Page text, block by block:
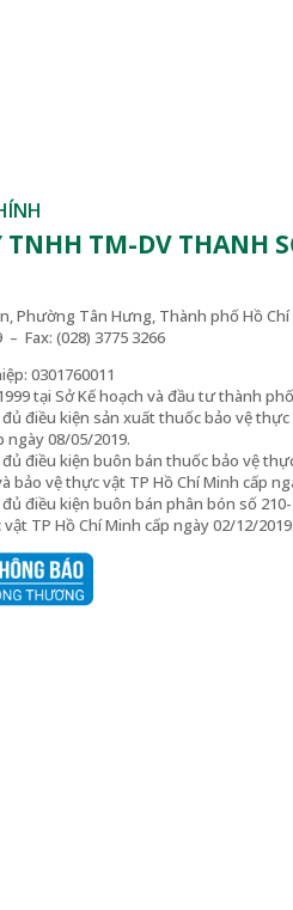
TNHH TM-DV THANH
Phường Tân Hưng, Thành phố Hồ Chí
– Fax: (028) 3775 3266
0301760011
tại Sở Kế hoạch và đầu tư thành
điều kiện sản xuất thuốc bảo vệ thực
ngày 08/05/2019.
điều kiện buôn bán thuốc bảo vệ
bảo vệ thực vật TP Hồ Chí Minh cấp
điều kiện buôn bán phân bón số
TP Hồ Chí Minh cấp ngày 02/12/